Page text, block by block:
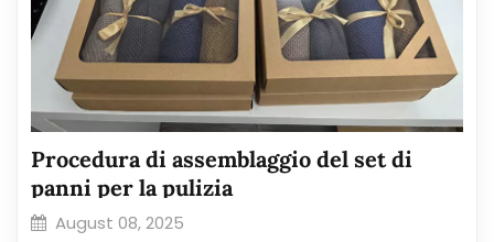
Procedura di assemblaggio del set di
panni per la pulizia
August 08, 2025